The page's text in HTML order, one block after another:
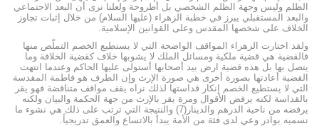
الظلم وليس وجهة الظلم الشخصي بل أطروحة ولعلنا نرى أن البعد الاجتماعي
والبعد المستقبلي يبرز في خطبة الزهراء (عليها السلام) من خلال إثبات تجاوز
الخلاف على شخصها المقدس وعلى القوانين الإسلامية.
ولقد اختارت الزهراء المواقف الواضحة التي لا يستطيع الخصم التملّص منها
فالقضية هي قضية ملكية ومسائل الملك لا يشوبها خلاف كقضية الخلافة وما
يتصل بها بل هذه قضية ارض بيد أصحابها أستولى عليها الحاكم وعندما انتهت
القضية أعادتها بصورة أخرى هي صورة الإرث وإن الطرف هو فاطمة المقدسة
التي لا يستطيع الخصم إنكار قداستها لذلك نراه يقف مواقف متناقضة فهو يقر
بالقداسة لكنه يرفض الأقوال ومرة يقر بالإرث من جهة الحكمة والبيان ولكنه
يرفضه من ناحية الدرهم والدينار(7) والنتيجة التي ترتب على ذلك هي نشوء ما
نسميه بوادر وعي لدى فئة من الأمة يبدأ بالاتساع والعمق تدريجياً.